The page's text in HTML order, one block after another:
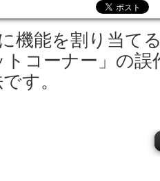
機能を割り当て
コーナー」の誤
す。